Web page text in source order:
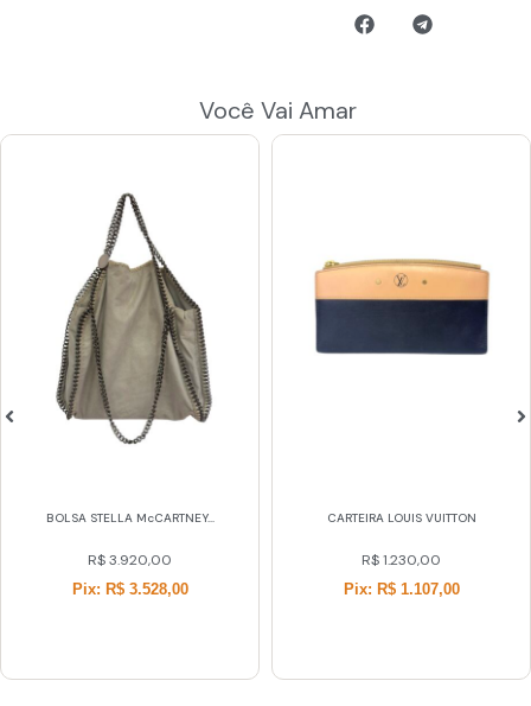
Você Vai Amar
BOLSA STELLA McCARTNEY...
R$3.920,00
Pix: R$ 3.528,00
CARTEIRA LOUIS VUITTON
R$1.230,00
Pix: R$ 1.107,00